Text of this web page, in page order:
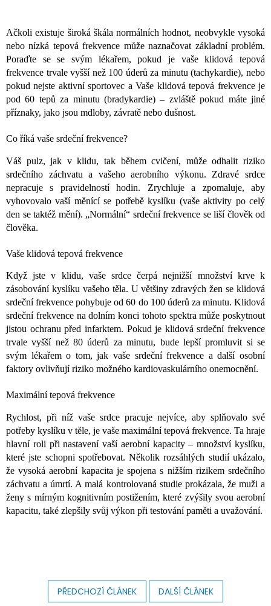
Ačkoli existuje široká škála normálních hodnot, neobvykle vysoká
nebo nízká tepová frekvence může naznačovat základní problém.
Poraďte se se svým lékařem, pokud je vaše klidová tepová
frekvence trvale vyšší než 100 úderů za minutu (tachykardie), nebo
pokud nejste aktivní sportovec a Vaše klidová tepová frekvence je
pod 60 tepů za minutu (bradykardie) – zvláště pokud máte jiné
příznaky, jako jsou mdloby, závratě nebo dušnost.
Co říká vaše srdeční frekvence?
Váš pulz, jak v klidu, tak během cvičení, může odhalit riziko
srdečního záchvatu a vašeho aerobního výkonu. Zdravé srdce
nepracuje s pravidelností hodin. Zrychluje a zpomaluje, aby
vyhovovalo vaší měnící se potřebě kyslíku (vaše aktivity po celý
den se taktéž mění). „Normální“ srdeční frekvence se liší člověk od
člověka.
Vaše klidová tepová frekvence
Když jste v klidu, vaše srdce čerpá nejnižší množství krve k
zásobování kyslíku vašeho těla. U většiny zdravých žen se klidová
srdeční frekvence pohybuje od 60 do 100 úderů za minutu. Klidová
srdeční frekvence na dolním konci tohoto spektra může poskytnout
jistou ochranu před infarktem. Pokud je klidová srdeční frekvence
trvale vyšší než 80 úderů za minutu, bude lepší promluvit si se
svým lékařem o tom, jak vaše srdeční frekvence a další osobní
faktory ovlivňují riziko možného kardiovaskulárního onemocnění.
Maximální tepová frekvence
Rychlost, při níž vaše srdce pracuje nejvíce, aby splňovalo své
potřeby kyslíku v těle, je vaše maximální tepová frekvence. Ta hraje
hlavní roli při nastavení vaší aerobní kapacity – množství kyslíku,
které jste schopni spotřebovat. Několik rozsáhlých studií ukázalo,
že vysoká aerobní kapacita je spojena s nižším rizikem srdečního
záchvatu a úmrtí. A malá kontrolovaná studie prokázala, že muži a
ženy s mírným kognitivním postižením, které zvýšily svou aerobní
kapacitu, také zlepšily svůj výkon při testování paměti a uvažování.
PŘEDCHOZÍ ČLÁNEK DALŠÍ ČLÁNEK